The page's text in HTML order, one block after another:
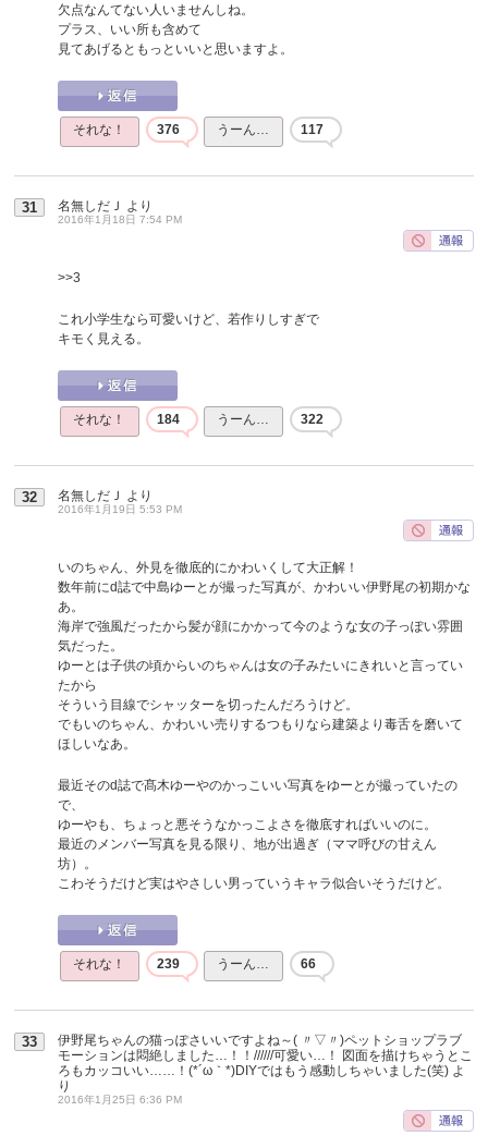
欠点なんてない人いませんしね。
プラス、いい所も含めて
見てあげるともっといいと思いますよ。
それな！ 376 うーん… 117
31 名無しだＪ より
2016年1月18日 7:54 PM
>>3
これ小学生なら可愛いけど、若作りしすぎで
キモく見える。
それな！ 184 うーん… 322
32 名無しだＪ より
2016年1月19日 5:53 PM
いのちゃん、外見を徹底的にかわいくして大正解！
数年前にd誌で中島ゆーとが撮った写真が、かわいい伊野尾の初期かな
あ。
海岸で強風だったから髪が顔にかかって今のような女の子っぽい雰囲
気だった。
ゆーとは子供の頃からいのちゃんは女の子みたいにきれいと言ってい
たから
そういう目線でシャッターを切ったんだろうけど。
でもいのちゃん、かわいい売りするつもりなら建築より毒舌を磨いて
ほしいなあ。
最近そのd誌で髙木ゆーやのかっこいい写真をゆーとが撮っていたの
で、
ゆーやも、ちょっと悪そうなかっこよさを徹底すればいいのに。
最近のメンバー写真を見る限り、地が出過ぎ（ママ呼びの甘えん
坊）。
こわそうだけど実はやさしい男っていうキャラ似合いそうだけど。
それな！ 239 うーん… 66
33
伊野尾ちゃんの猫っぽさいいですよね～( 〃▽〃)ペットショップラブ
モーションは悶絶しました…！！//////可愛い…！ 図面を描けちゃうとこ
ろもカッコいい……！(*´ω｀*)DIYではもう感動しちゃいました(笑) よ
り
2016年1月25日 6:36 PM